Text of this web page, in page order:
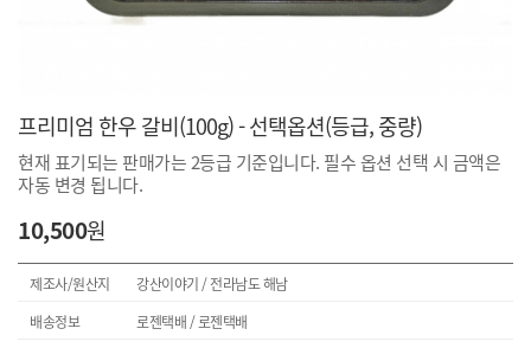
프리미엄 한우 갈비(100g) - 선택옵션(등급, 중량)
현재 표기되는 판매가는 2등급 기준입니다. 필수 옵션 선택 시 금액은
자동 변경 됩니다.
10,500원
제조사/원산지
강산이야기 / 전라남도 해남
배송정보
로젠택배 / 로젠택배